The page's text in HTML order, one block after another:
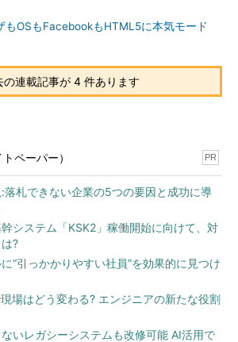
もOSもFacebookもHTML5に本気モード
の連載記事が 4 件あります
ペーパー） PR
落札できない企業の5つの要因と成功に導
システム「KSK2」稼働開始に向けて、対
?
“引っかかりやすい社員”を効果的に見つけ
現場はどう変わる? エンジニアの新たな役割
いレガシーシステムも改修可能 AI活用で